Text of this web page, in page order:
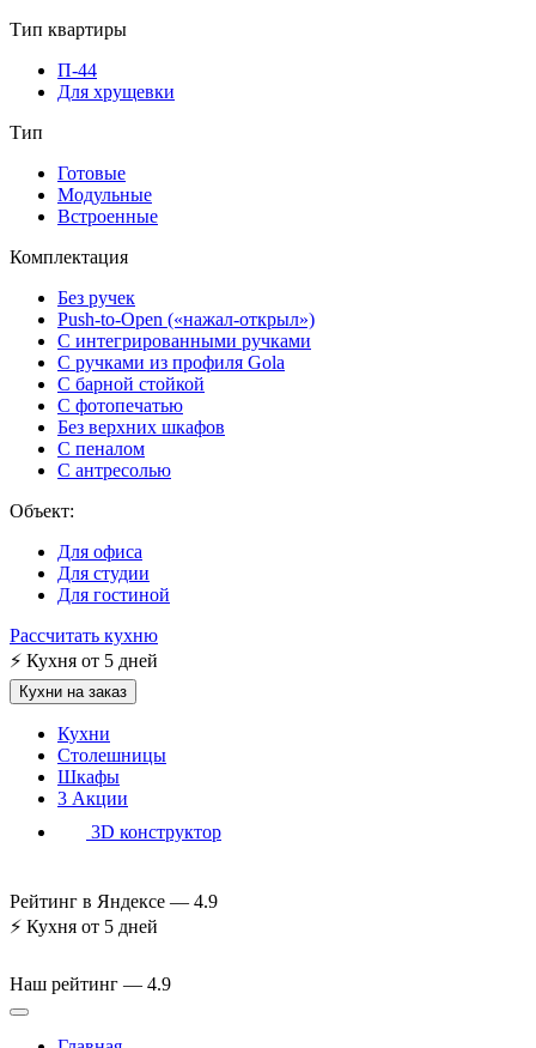
Тип квартиры
П-44
Для хрущевки
Тип
Готовые
Модульные
Встроенные
Комплектация
Без ручек
Push-to-Open («нажал-открыл»)
С интегрированными ручками
С ручками из профиля Gola
С барной стойкой
С фотопечатью
Без верхних шкафов
С пеналом
С антресолью
Объект:
Для офиса
Для студии
Для гостиной
Рассчитать кухню
⚡ Кухня от 5 дней
Кухни на заказ
Кухни
Столешницы
Шкафы
3 Акции
3D конструктор
Рейтинг в Яндексе — 4.9
⚡ Кухня от 5 дней
Наш рейтинг — 4.9